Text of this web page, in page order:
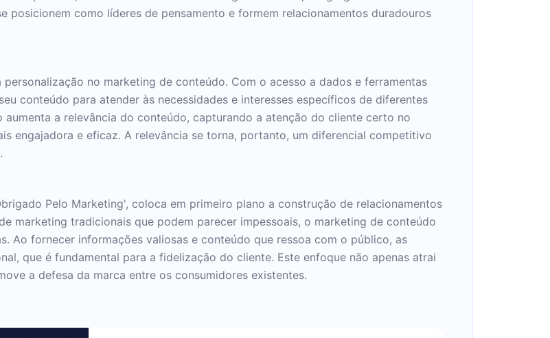
posicionem como líderes de pensamento e formem relacionamentos duradouros
no marketing de conteúdo. Com o acesso a dados e ferramentas
conteúdo para atender às necessidades e interesses específicos de diferentes
a relevância do conteúdo, capturando a atenção do cliente certo no
engajadora e eficaz. A relevância se torna, portanto, um diferencial competitivo
Pelo Marketing', coloca em primeiro plano a construção de relacionamentos
marketing tradicionais que podem parecer impessoais, o marketing de conteúdo
Ao fornecer informações valiosas e conteúdo que ressoa com o público, as
que é fundamental para a fidelização do cliente. Este enfoque não apenas atrai
a defesa da marca entre os consumidores existentes.